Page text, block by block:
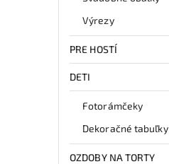
Výrezy
PRE HOSTÍ
DETI
Fotorámčeky
Dekoračné tabuľky
OZDOBY NA TORTY